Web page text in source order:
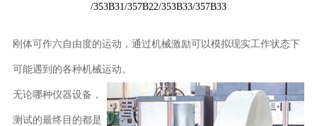
/353B31/357B22/353B33/357B33
刚体可作六自由度的运动，通过机械激励可以模拟现实工作状态下
可能遇到的各种机械运动。
无论哪种仪器设备，
测试的最终目的都是